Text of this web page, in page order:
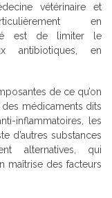
vétérinaire et
en
est de limiter le
antibiotiques, en
de ce qu’on
médicaments dits
inflammatoires, les
d’autres substances
alternatives, qui
maîtrise des facteurs